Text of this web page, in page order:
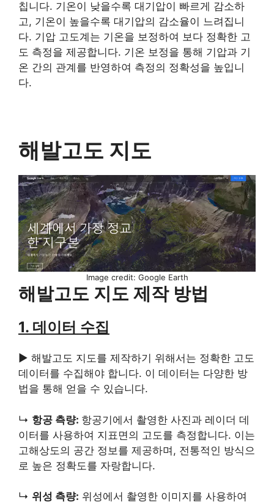
칩니다. 기온이 낮을수록 대기압이 빠르게 감소하
고, 기온이 높을수록 대기압의 감소율이 느려집니
다. 기압 고도계는 기온을 보정하여 보다 정확한 고
도 측정을 제공합니다. 기온 보정을 통해 기압과 기
온 간의 관계를 반영하여 측정의 정확성을 높입니
다.
해발고도 지도
Image credit: Google Earth
해발고도 지도 제작 방법
1. 데이터 수집
▶ 해발고도 지도를 제작하기 위해서는 정확한 고도
데이터를 수집해야 합니다. 이 데이터는 다양한 방
법을 통해 얻을 수 있습니다.
↳ 항공 측량: 항공기에서 촬영한 사진과 레이더 데
이터를 사용하여 지표면의 고도를 측정합니다. 이는
고해상도의 공간 정보를 제공하며, 전통적인 방식으
로 높은 정확도를 자랑합니다.
↳ 위성 측량: 위성에서 촬영한 이미지를 사용하여